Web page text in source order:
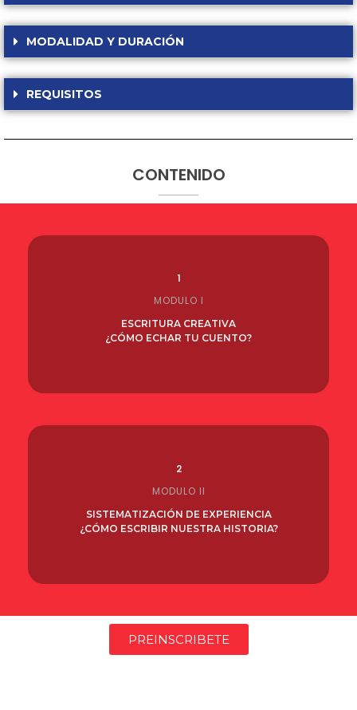
MODALIDAD Y DURACIÓN
REQUISITOS
CONTENIDO
1
MODULO I
ESCRITURA CREATIVA
¿CÓMO ECHAR TU CUENTO?
2
MODULO II
SISTEMATIZACIÓN DE EXPERIENCIA
¿CÓMO ESCRIBIR NUESTRA HISTORIA?
PREINSCRIBETE